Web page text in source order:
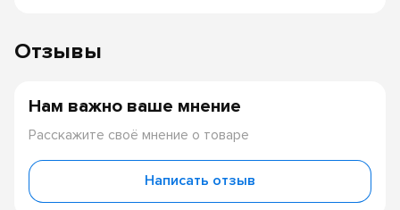
Отзывы
Нам важно ваше мнение
Расскажите своё мнение о товаре
Написать отзыв